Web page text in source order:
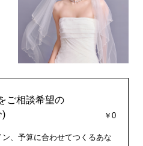
ご相談希望の
)
￥0
、予算に合わせてつくるあな